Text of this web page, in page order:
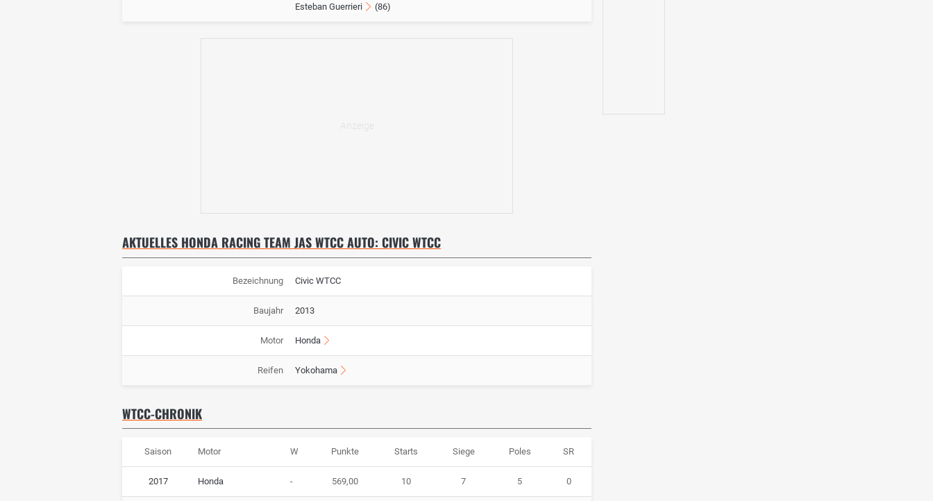
Esteban Guerrieri
(86)
AKTUELLES HONDA RACING TEAM JAS WTCC AUTO: CIVIC WTCC
Bezeichnung Civic WTCC
Baujahr 2013
Motor Honda
Reifen Yokohama
WTCC-CHRONIK
Saison Motor W Punkte Starts Siege Poles SR
2017 Honda - 569,00 10 7 5 0